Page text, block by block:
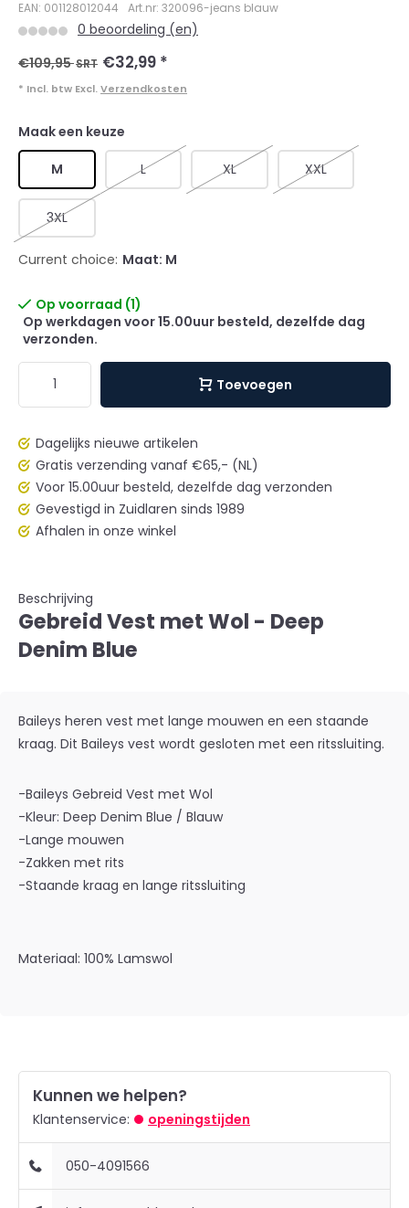
EAN: 001128012044 Art.nr: 320096-jeans blauw
0 beoordeling (en)
€109,95SRT €32,99 *
* Incl. btw Excl. Verzendkosten
Maak een keuze
M L XL XXL
3XL
Current choice: Maat: M
Op voorraad (1)
Op werkdagen voor 15.00uur besteld, dezelfde dag
verzonden.
Toevoegen
Dagelijks nieuwe artikelen
Gratis verzending vanaf €65,- (NL)
Voor 15.00uur besteld, dezelfde dag verzonden
Gevestigd in Zuidlaren sinds 1989
Afhalen in onze winkel
Beschrijving
Gebreid Vest met Wol - Deep
Denim Blue
Baileys heren vest met lange mouwen en een staande
kraag. Dit Baileys vest wordt gesloten met een ritssluiting.
-Baileys Gebreid Vest met Wol
-Kleur: Deep Denim Blue / Blauw
-Lange mouwen
-Zakken met rits
-Staande kraag en lange ritssluiting
Materiaal: 100% Lamswol
Kunnen we helpen?
Klantenservice: openingstijden
050-4091566